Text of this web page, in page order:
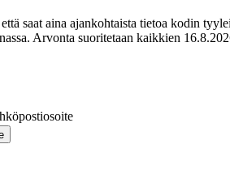
saat aina ajankohtaista tietoa kodin
Arvonta suoritetaan kaikkien